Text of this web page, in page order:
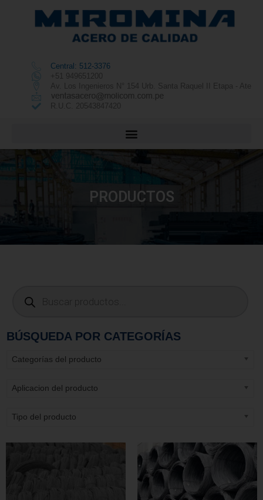
Central: 512-3376
+51 949651200
Av. Los Ingenieros N° 154 Urb. Santa Raquel II Etapa - Ate
R.U.C. 20543847420
PRODUCTOS
BÚSQUEDA POR CATEGORÍAS
Categorías del producto
Aplicacion del producto
Tipo del producto